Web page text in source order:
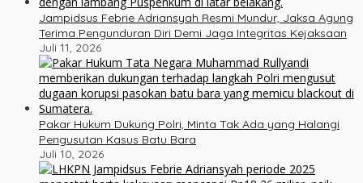
Jampidsus Febrie Adriansyah Resmi Mundur, Jaksa Agung
Terima Pengunduran Diri Demi Jaga Integritas Kejaksaan
Juli 11, 2026
Pakar Hukum Dukung Polri, Minta Tak Ada yang Halangi
Pengusutan Kasus Batu Bara
Juli 10, 2026